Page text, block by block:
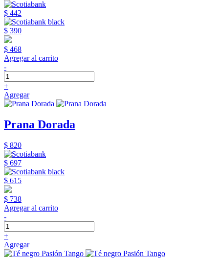
$ 442
$ 390
$ 468
Agregar al carrito
-
+
Agregar
Prana Dorada
$ 820
$ 697
$ 615
$ 738
Agregar al carrito
-
+
Agregar